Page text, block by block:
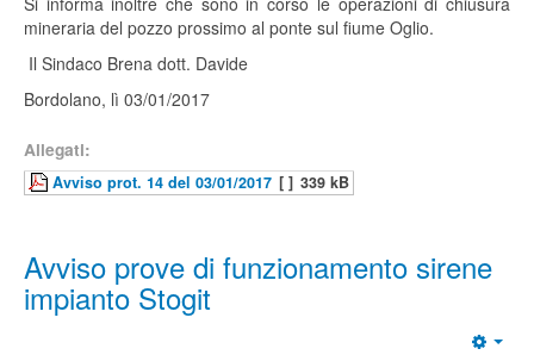
mineraria del pozzo prossimo al ponte sul fiume Oglio.
Il Sindaco Brena dott. Davide
Bordolano, lì 03/01/2017
Allegati:
Avviso prot. 14 del 03/01/2017 [ ] 339 kB
Avviso prove di funzionamento sirene
impianto Stogit